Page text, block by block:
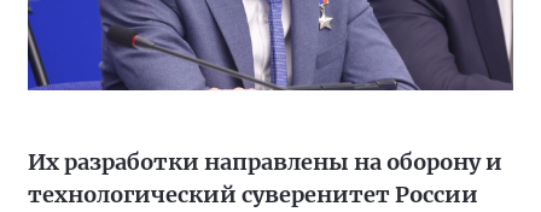
Их разработки направлены на оборону и
технологический суверенитет России